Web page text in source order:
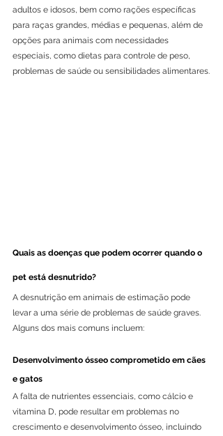
adultos e idosos, bem como rações específicas
para raças grandes, médias e pequenas, além de
opções para animais com necessidades
especiais, como dietas para controle de peso,
problemas de saúde ou sensibilidades alimentares.
Quais as doenças que podem ocorrer quando o
pet está desnutrido?
A desnutrição em animais de estimação pode
levar a uma série de problemas de saúde graves.
Alguns dos mais comuns incluem:
Desenvolvimento ósseo comprometido em cães
e gatos
A falta de nutrientes essenciais, como cálcio e
vitamina D, pode resultar em problemas no
crescimento e desenvolvimento ósseo, incluindo